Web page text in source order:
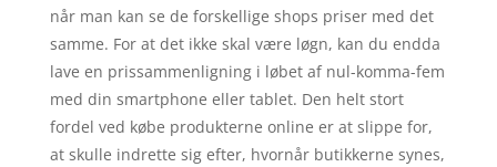
når man kan se de forskellige shops priser med det
samme. For at det ikke skal være løgn, kan du endda
lave en prissammenligning i løbet af nul-komma-fem
med din smartphone eller tablet. Den helt stort
fordel ved købe produkterne online er at slippe for,
at skulle indrette sig efter, hvornår butikkerne synes,